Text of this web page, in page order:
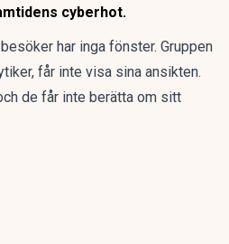
cyberhot.
besöker har inga fönster. Gruppen
får inte visa sina ansikten.
de får inte berätta om sitt